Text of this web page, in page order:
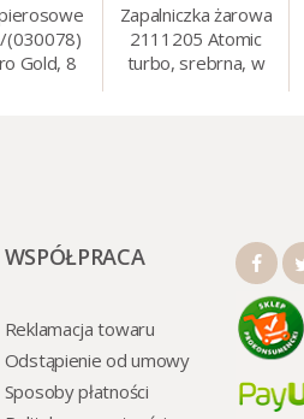
(030078)
Gold, 8
Zapalniczka żarowa
2111205 Atomic
turbo, srebrna, w
WSPÓŁPRACA
Reklamacja towaru
Odstąpienie od umowy
Sposoby płatności